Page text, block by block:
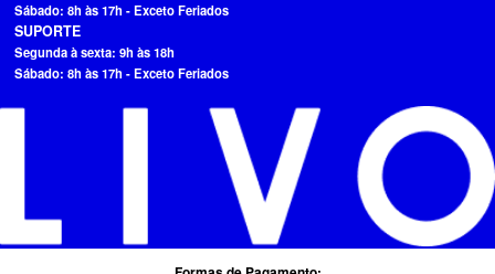
Sábado: 8h às 17h - Exceto Feriados
SUPORTE
Segunda à sexta: 9h às 18h
Sábado: 8h às 17h - Exceto Feriados